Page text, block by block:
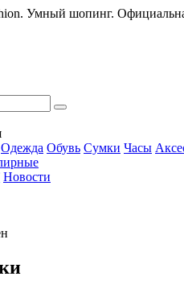
Умный шопинг.
Одежда Обувь Сумки Часы
Новости